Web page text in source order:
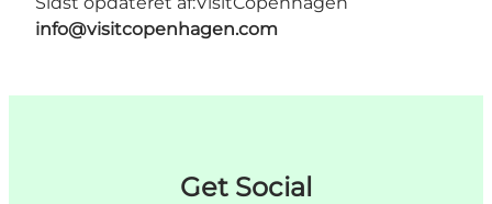
info@visitcopenhagen.com
Get Social